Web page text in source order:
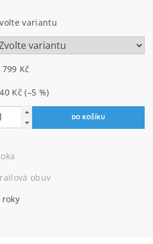
variantu
799 Kč
Kč(–5 %)
obuv
roky